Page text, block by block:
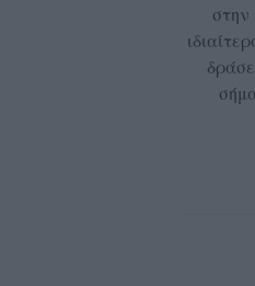
στην